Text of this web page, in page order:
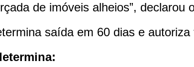
de imóveis alheios”, declarou
saída em 60 dias e autoriza